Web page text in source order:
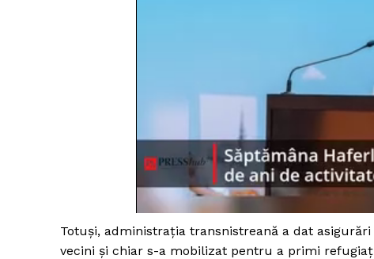
Totuși, administrația transnistreană a dat
vecini și chiar s-a mobilizat pentru a primi